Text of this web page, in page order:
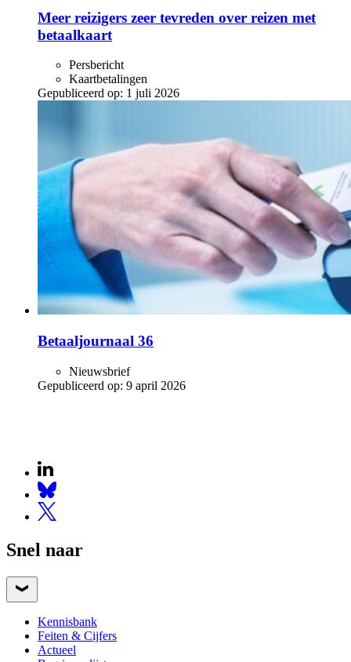
Meer reizigers zeer tevreden over reizen met
betaalkaart
Persbericht
Kaartbetalingen
Gepubliceerd op: 1 juli 2026
Betaaljournaal 36
Nieuwsbrief
Gepubliceerd op: 9 april 2026
Snel naar
Kennisbank
Feiten & Cijfers
Actueel